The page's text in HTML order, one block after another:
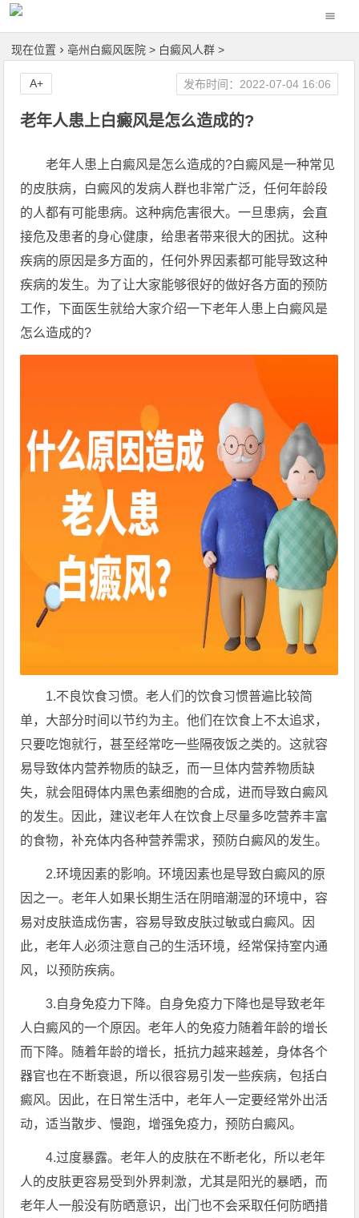
现在位置 亳州白癜风医院 > 白癜风人群 >
老年人患上白癜风是怎么造成的?
发布时间：2022-07-04 16:06
A+
老年人患上白癜风是怎么造成的?白癜风是一种常见
的皮肤病，白癜风的发病人群也非常广泛，任何年龄段
的人都有可能患病。这种病危害很大。一旦患病，会直
接危及患者的身心健康，给患者带来很大的困扰。这种
疾病的原因是多方面的，任何外界因素都可能导致这种
疾病的发生。为了让大家能够很好的做好各方面的预防
工作，下面医生就给大家介绍一下老年人患上白癜风是
怎么造成的?
1.不良饮食习惯。老人们的饮食习惯普遍比较简
单，大部分时间以节约为主。他们在饮食上不太追求，
只要吃饱就行，甚至经常吃一些隔夜饭之类的。这就容
易导致体内营养物质的缺乏，而一旦体内营养物质缺
失，就会阻碍体内黑色素细胞的合成，进而导致白癜风
的发生。因此，建议老年人在饮食上尽量多吃营养丰富
的食物，补充体内各种营养需求，预防白癜风的发生。
2.环境因素的影响。环境因素也是导致白癜风的原
因之一。老年人如果长期生活在阴暗潮湿的环境中，容
易对皮肤造成伤害，容易导致皮肤过敏或白癜风。因
此，老年人必须注意自己的生活环境，经常保持室内通
风，以预防疾病。
3.自身免疫力下降。自身免疫力下降也是导致老年
人白癜风的一个原因。老年人的免疫力随着年龄的增长
而下降。随着年龄的增长，抵抗力越来越差，身体各个
器官也在不断衰退，所以很容易引发一些疾病，包括白
癜风。因此，在日常生活中，老年人一定要经常外出活
动，适当散步、慢跑，增强免疫力，预防白癜风。
4.过度暴露。老年人的皮肤在不断老化，所以老年
人的皮肤更容易受到外界刺激，尤其是阳光的暴晒，而
老年人一般没有防晒意识，出门也不会采取任何防晒措